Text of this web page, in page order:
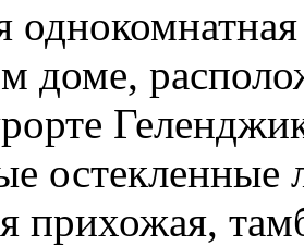
доме,
остекленные
прихожая,